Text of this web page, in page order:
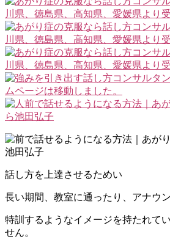
話し方を上達させるためい
長い期間、教室に通ったり、アナウ
特訓するようなイメージを持たれて
せん。